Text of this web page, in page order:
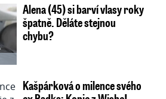
Alena (45) si barví vlasy roky
špatně. Děláte stejnou
chybu?
Kašpárková o milence svého